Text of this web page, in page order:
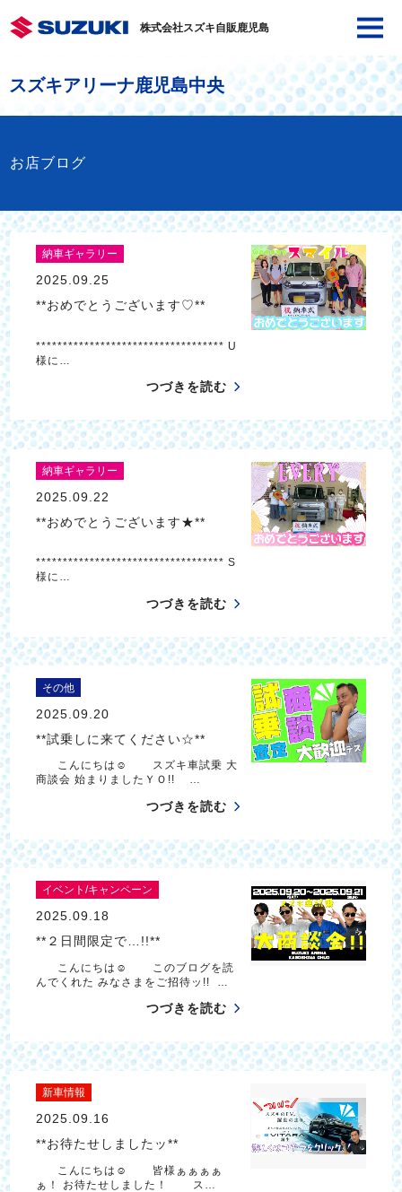
株式会社スズキ自販鹿児島
スズキアリーナ鹿児島中央
お店ブログ
納車ギャラリー
2025.09.25
**おめでとうございます♡**
*********************************** U
様に…
つづきを読む
納車ギャラリー
2025.09.22
**おめでとうございます★**
*********************************** S
様に…
つづきを読む
その他
2025.09.20
**試乗しに来てください☆**
こんにちは☺ スズキ車試乗 大
商談会 始まりましたＹＯ!! …
つづきを読む
イベント/キャンペーン
2025.09.18
**２日間限定で…!!**
こんにちは☺ このブログを読
んでくれた みなさまをご招待ッ!! …
つづきを読む
新車情報
2025.09.16
**お待たせしましたッ**
こんにちは☺ 皆様ぁぁぁぁ
ぁ！ お待たせしました！ ス…